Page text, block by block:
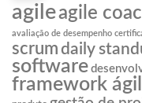
agileagile
avaliação de desempenho
scrumdaily
software
framework ágil